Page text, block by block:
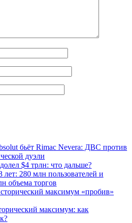
бьёт Rimac Nevera: ДВС против
дуэли
$4 трлн: что дальше?
лет: 280 млн пользователей и
объема торгов
максимум «пробив»
максимум: как